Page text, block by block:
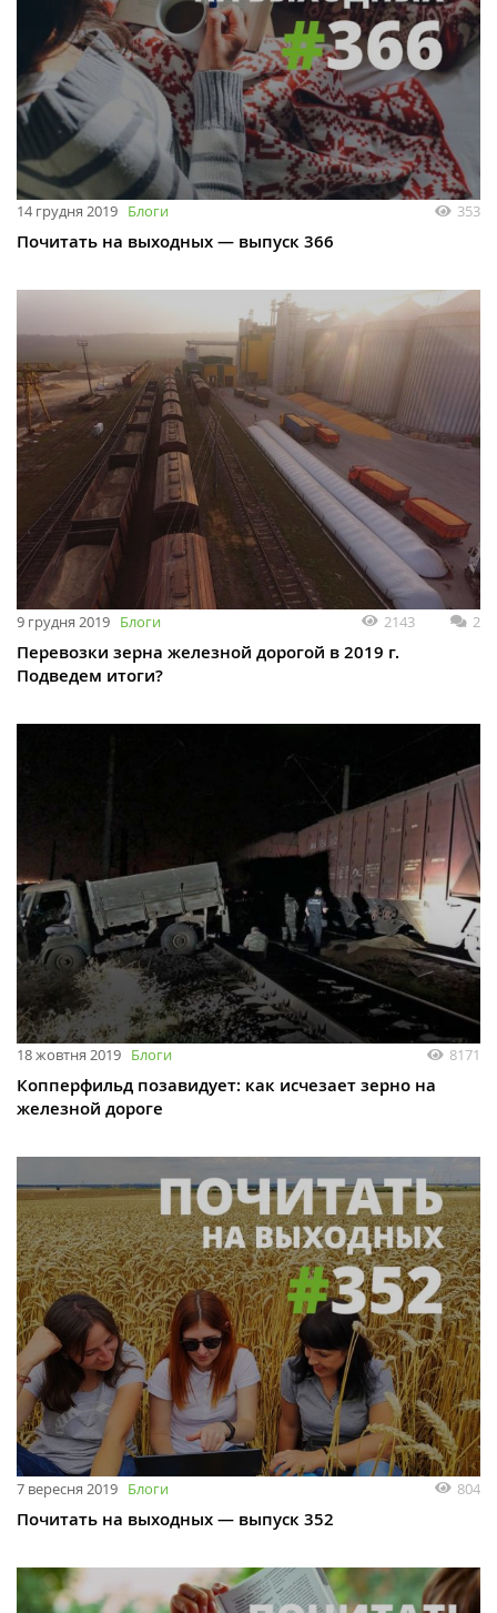
14 грудня 2019 Блоги 353
Почитать на выходных — выпуск 366
9 грудня 2019 Блоги 2143 2
Перевозки зерна железной дорогой в 2019 г.
Подведем итоги?
18 жовтня 2019 Блоги 8171
Копперфильд позавидует: как исчезает зерно на
железной дороге
7 вересня 2019 Блоги 804
Почитать на выходных — выпуск 352